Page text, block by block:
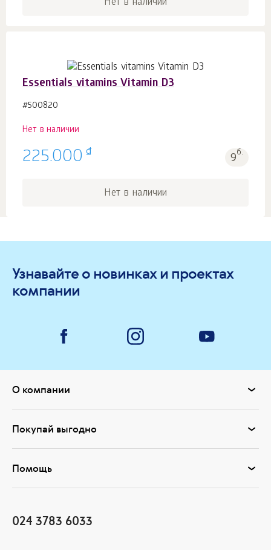
Нет в наличии
Essentials vitamins Vitamin D3
#500820
Нет в наличии
225.000 ₫ 9б.
Нет в наличии
Узнавайте о новинках и проектах
компании
О компании
Покупай выгодно
Помощь
024 3783 6033